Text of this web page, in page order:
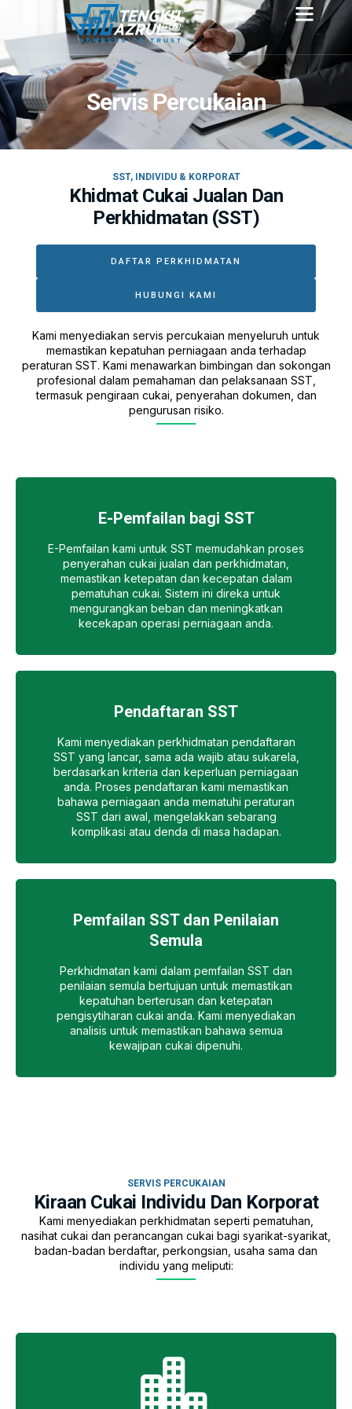
Servis Percukaian
SST, INDIVIDU & KORPORAT
Khidmat Cukai Jualan Dan
Perkhidmatan (SST)
DAFTAR PERKHIDMATAN
HUBUNGI KAMI
Kami menyediakan servis percukaian menyeluruh untuk
memastikan kepatuhan perniagaan anda terhadap
peraturan SST. Kami menawarkan bimbingan dan sokongan
profesional dalam pemahaman dan pelaksanaan SST,
termasuk pengiraan cukai, penyerahan dokumen, dan
pengurusan risiko.
E-Pemfailan bagi SST
E-Pemfailan kami untuk SST memudahkan proses
penyerahan cukai jualan dan perkhidmatan,
memastikan ketepatan dan kecepatan dalam
pematuhan cukai. Sistem ini direka untuk
mengurangkan beban dan meningkatkan
kecekapan operasi perniagaan anda.
Pendaftaran SST
Kami menyediakan perkhidmatan pendaftaran
SST yang lancar, sama ada wajib atau sukarela,
berdasarkan kriteria dan keperluan perniagaan
anda. Proses pendaftaran kami memastikan
bahawa perniagaan anda mematuhi peraturan
SST dari awal, mengelakkan sebarang
komplikasi atau denda di masa hadapan.
Pemfailan SST dan Penilaian
Semula
Perkhidmatan kami dalam pemfailan SST dan
penilaian semula bertujuan untuk memastikan
kepatuhan berterusan dan ketepatan
pengisytiharan cukai anda. Kami menyediakan
analisis untuk memastikan bahawa semua
kewajipan cukai dipenuhi.
SERVIS PERCUKAIAN
Kiraan Cukai Individu Dan Korporat
Kami menyediakan perkhidmatan seperti pematuhan,
nasihat cukai dan perancangan cukai bagi syarikat-syarikat,
badan-badan berdaftar, perkongsian, usaha sama dan
individu yang meliputi: